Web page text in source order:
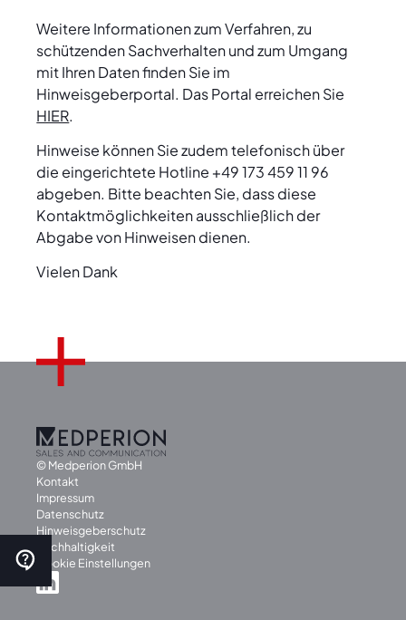
Weitere Informationen zum Verfahren, zu
schützenden Sachverhalten und zum Umgang
mit Ihren Daten finden Sie im
Hinweisgeberportal. Das Portal erreichen Sie
HIER.
Hinweise können Sie zudem telefonisch über
die eingerichtete Hotline +49 173 459 11 96
abgeben. Bitte beachten Sie, dass diese
Kontaktmöglichkeiten ausschließlich der
Abgabe von Hinweisen dienen.
Vielen Dank
© Medperion GmbH
Kontakt
Impressum
Datenschutz
Hinweisgeberschutz
Nachhaltigkeit
Cookie Einstellungen